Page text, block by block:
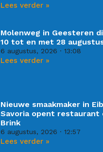
Lees verder »
Molenweg in Geesteren
10 tot en met 28
6 augustus, 2026 13:08
Lees verder »
Nieuwe smaakmaker in
Savoria opent restaurant
Brink
6 augustus, 2026 12:57
Lees verder »